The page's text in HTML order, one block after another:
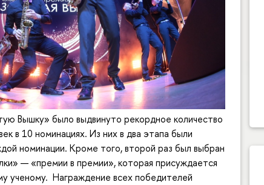
Вышку» было выдвинуто рекордное количество
в 10 номинациях. Из них в два этапа были
номинации. Кроме того, второй раз был выбран
— «премии в премии», которая присуждается
ученому. Награждение всех победителей